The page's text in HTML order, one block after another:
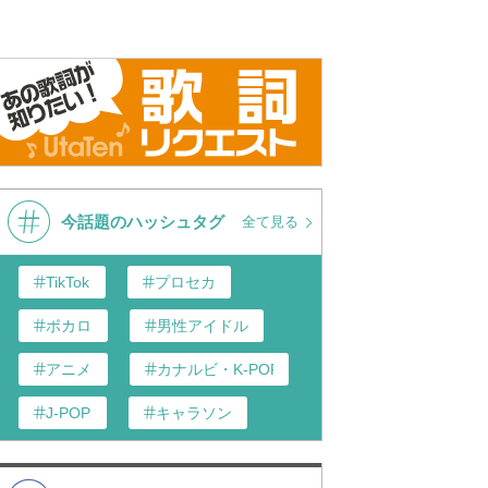
NELSON
NELSON
ADAM JAMES
, JORDAN PHILIP
NELSON
NELSON
NELSON
NELSON
NELSON
NELSON
今話題のハッシュタグ 全て見る
TikTok プロセカ
ボカロ 男性アイドル
アニメ カナルビ・K-POP和訳
J-POP キャラソン